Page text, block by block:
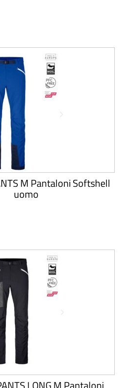
M Pantaloni Softshell
uomo